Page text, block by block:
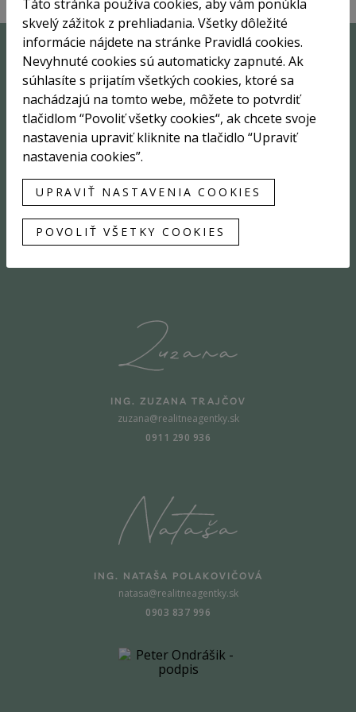
Sme tu pre vás
MGR. AGNES AZIM
agnes@realitneagentky.sk
ING. ZUZANA TRAJČOV
zuzana@realitneagentky.sk
0911 290 936
ING. NATAŠA POLAKOVIČOVÁ
natasa@realitneagentky.sk
0903 837 996
Táto stránka používa cookies, aby vám ponúkla
skvelý zážitok z prehliadania. Všetky dôležité
informácie nájdete na stránke Pravidlá cookies.
Nevyhnuté cookies sú automaticky zapnuté. Ak
súhlasíte s prijatím všetkých cookies, ktoré sa
nachádzajú na tomto webe, môžete to potvrdiť
tlačidlom “Povoliť všetky cookies“, ak chcete svoje
nastavenia upraviť kliknite na tlačidlo “Upraviť
nastavenia cookies”.
UPRAVIŤ NASTAVENIA COOKIES
POVOLIŤ VŠETKY COOKIES